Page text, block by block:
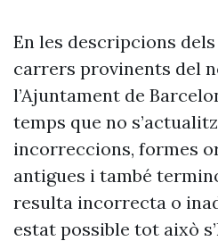
En les descripcions
carrers provinents del
l’Ajuntament de
temps que no
incorreccions, formes
antigues i també
resulta incorrecta o
estat possible tot això